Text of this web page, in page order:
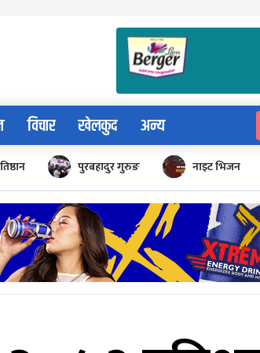
विचार खेलकुद अन्य
पुरबहादुर गुरुङ नाइट भिजन